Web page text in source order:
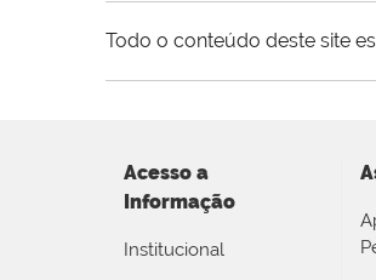
Todo o conteúdo deste site
Acesso a
Informação
Institucional